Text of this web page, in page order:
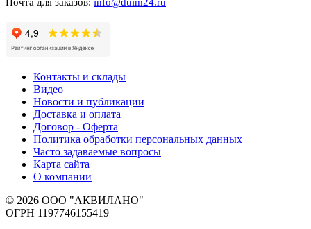
Контакты и склады
Видео
Новости и публикации
Доставка и оплата
Договор - Оферта
Политика обработки персональных данных
Часто задаваемые вопросы
Карта сайта
О компании
© 2026 ООО "АКВИЛАНО"
ОГРН 1197746155419